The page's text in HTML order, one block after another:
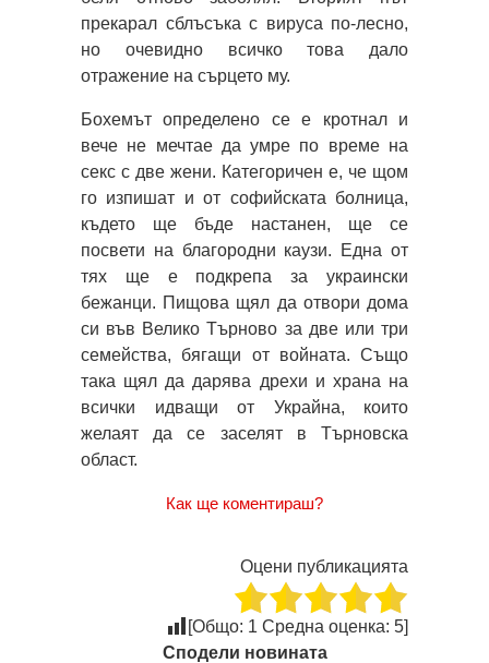
прекарал сблъсъка с вируса по-лесно,
но очевидно всичко това дало
отражение на сърцето му.
Бохемът определено се е кротнал и
вече не мечтае да умре по време на
секс с две жени. Категоричен е, че щом
го изпишат и от софийската болница,
където ще бъде настанен, ще се
посвети на благородни каузи. Една от
тях ще е подкрепа за украински
бежанци. Пищова щял да отвори дома
си във Велико Търново за две или три
семейства, бягащи от войната. Също
така щял да дарява дрехи и храна на
всички идващи от Украйна, които
желаят да се заселят в Търновска
област.
Как ще коментираш?
Оцени публикацията
[Общо: 1 Средна оценка: 5]
Сподели новината